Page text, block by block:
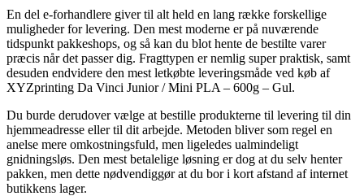
En del e-forhandlere giver til alt held en lang række forskellige
muligheder for levering. Den mest moderne er på nuværende
tidspunkt pakkeshops, og så kan du blot hente de bestilte varer
præcis når det passer dig. Fragttypen er nemlig super praktisk, samt
desuden endvidere den mest letkøbte leveringsmåde ved køb af
XYZprinting Da Vinci Junior / Mini PLA – 600g – Gul.
Du burde derudover vælge at bestille produkterne til levering til din
hjemmeadresse eller til dit arbejde. Metoden bliver som regel en
anelse mere omkostningsfuld, men ligeledes ualmindeligt
gnidningsløs. Den mest betalelige løsning er dog at du selv henter
pakken, men dette nødvendiggør at du bor i kort afstand af internet
butikkens lager.